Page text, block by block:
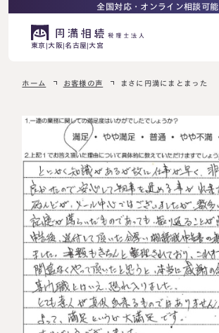
全国対応・オンライン相談可能
東京 大阪 名古屋 大宮
相続ロードマップ
はじめての方へ
ご相談の流れ
選ばれる理由
よくある質問
相続を学ぶ
サービス紹介
相続が発生した方へ
相続税申告について
ご相談の流れ
料金表
相続に備えたい方へ
ホーム お客様の声 まさに円満にまとまった